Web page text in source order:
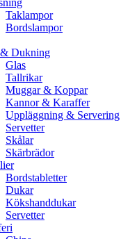
Taklampor
Bordslampor
Dukning
Glas
Tallrikar
Muggar & Koppar
Kannor & Karaffer
Uppläggning & Servering
Servetter
Skålar
Skärbrädor
Bordstabletter
Dukar
Kökshanddukar
Servetter